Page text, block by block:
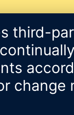
third-